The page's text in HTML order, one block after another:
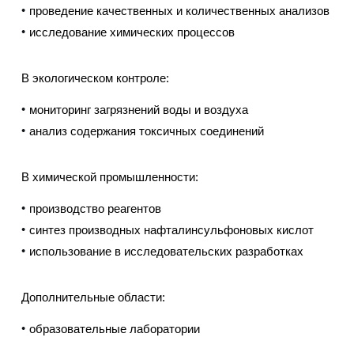
проведение качественных и количественных анализов
исследование химических процессов
В экологическом контроле:
мониторинг загрязнений воды и воздуха
анализ содержания токсичных соединений
В химической промышленности:
производство реагентов
синтез производных нафталинсульфоновых кислот
использование в исследовательских разработках
Дополнительные области:
образовательные лаборатории